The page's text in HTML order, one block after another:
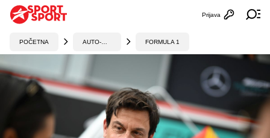
Otvori
Prijava
POČETNA FORMULA 1